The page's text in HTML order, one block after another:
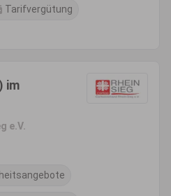
Tarifvergütung
im
e.V.